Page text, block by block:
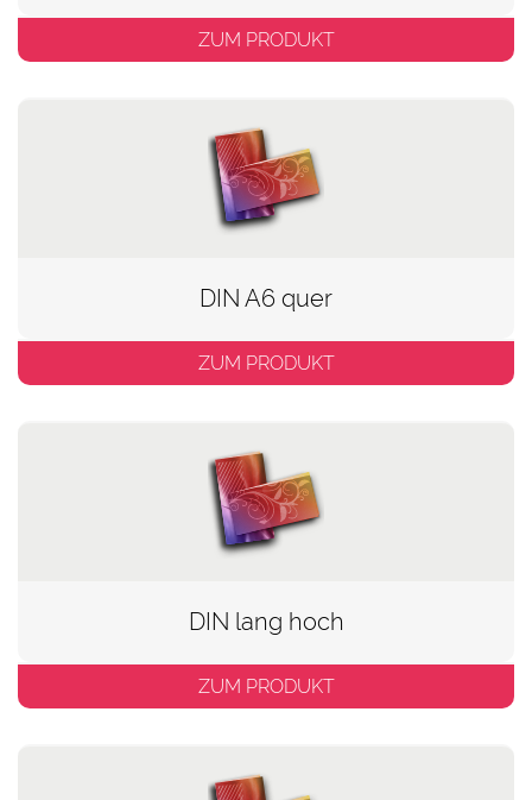
ZUM PRODUKT
DIN A6 quer
ZUM PRODUKT
DIN lang hoch
ZUM PRODUKT